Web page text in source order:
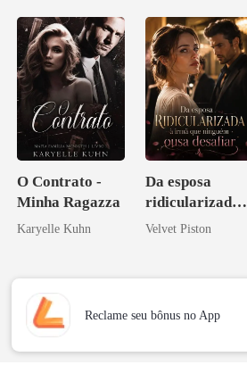
O Contrato -
Minha Ragazza
Karyelle Kuhn
Da esposa
ridicularizada à
irmã que
Velvet Piston
Reclame seu bônus no App